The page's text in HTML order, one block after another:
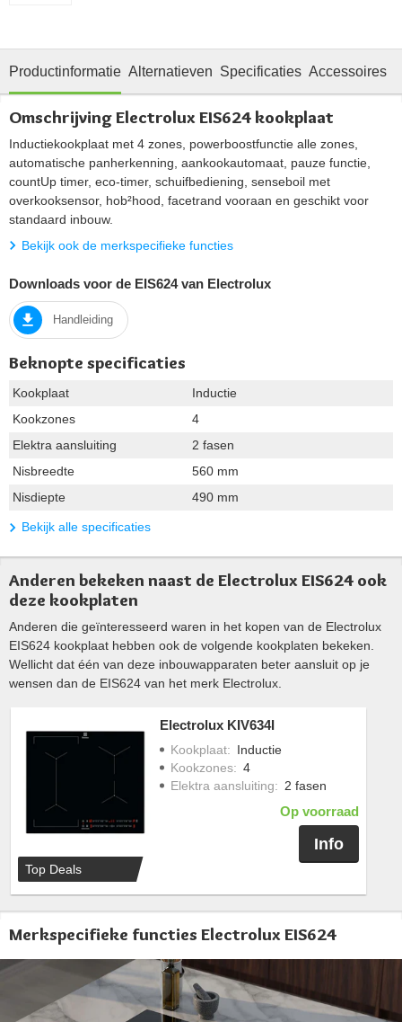
Productinformatie Alternatieven Specificaties Accessoires
Omschrijving Electrolux EIS624 kookplaat
Inductiekookplaat met 4 zones, powerboostfunctie alle zones,
automatische panherkenning, aankookautomaat, pauze functie,
countUp timer, eco-timer, schuifbediening, senseboil met
overkooksensor, hob²hood, facetrand vooraan en geschikt voor
standaard inbouw.
Bekijk ook de merkspecifieke functies
Downloads voor de EIS624 van Electrolux
Handleiding
Beknopte specificaties
Kookplaat
Inductie
Kookzones
4
Elektra aansluiting
2 fasen
Nisbreedte
560 mm
Nisdiepte
490 mm
Bekijk alle specificaties
Anderen bekeken naast de Electrolux EIS624 ook
deze kookplaten
Anderen die geïnteresseerd waren in het kopen van de Electrolux
EIS624 kookplaat hebben ook de volgende kookplaten bekeken.
Wellicht dat één van deze inbouwapparaten beter aansluit op je
wensen dan de EIS624 van het merk Electrolux.
Top Deals
Electrolux KIV634I
Kookplaat: Inductie
Kookzones: 4
Elektra aansluiting: 2 fasen
Op voorraad
Info
Merkspecifieke functies Electrolux EIS624